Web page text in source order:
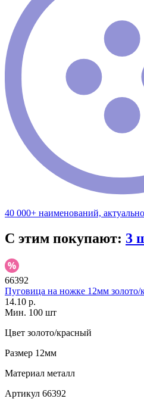
40 000+ наименований,
С этим покупают: 3
66392
Пуговица на ножке 12мм золото/
14.10 р.
Мин. 100 шт
Цвет золото/красный
Размер 12мм
Материал металл
Артикул 66392